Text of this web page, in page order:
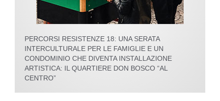
PERCORSI RESISTENZE 18: UNA SERATA
INTERCULTURALE PER LE FAMIGLIE E UN
CONDOMINIO CHE DIVENTA INSTALLAZIONE
ARTISTICA: IL QUARTIERE DON BOSCO “AL
CENTRO”